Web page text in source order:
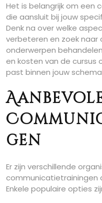
Het is belangrijk om een
die aansluit bij jouw
Denk na over welke
verbeteren en zoek naar
onderwerpen
en kosten van de
past binnen jouw
gen
Er zijn verschillende
communicatietrainingen
Enkele populaire opties